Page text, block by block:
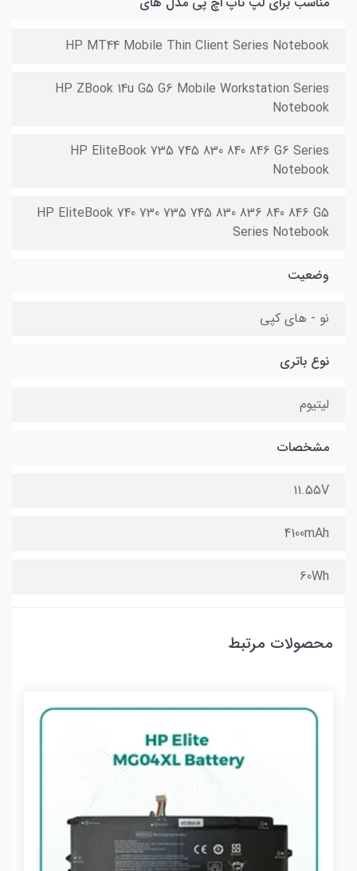
HP MT44 Mobile Thin Client Series Notebook
HP ZBook 14u G5 G6 Mobile Workstation Series
Notebook
HP EliteBook 735 745 830 840 846 G6 Series
Notebook
HP EliteBook 740 730 735 745 830 836 840 846 G5
Series Notebook
وضعیت
نو - های کپی
نوع باتری
لیتیوم
مشخصات
11.55V
4100mAh
60Wh
محصولات مرتبط